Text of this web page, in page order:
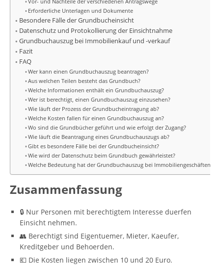
Erforderliche Unterlagen und Dokumente
Besondere Fälle der Grundbucheinsicht
Datenschutz und Protokollierung der Einsichtnahme
Grundbuchauszug bei Immobilienkauf und -verkauf
Fazit
FAQ
Wer kann einen Grundbuchauszug beantragen?
Aus welchen Teilen besteht das Grundbuch?
Welche Informationen enthält ein Grundbuchauszug?
Wer ist berechtigt, einen Grundbuchauszug einzusehen?
Wie läuft der Prozess der Grundbucheintragung ab?
Welche Kosten fallen für einen Grundbuchauszug an?
Wo sind die Grundbücher geführt und wie erfolgt der Zugang?
Wie läuft die Beantragung eines Grundbuchauszugs ab?
Gibt es besondere Fälle bei der Grundbucheinsicht?
Wie wird der Datenschutz beim Grundbuch gewährleistet?
Welche Bedeutung hat der Grundbuchauszug bei Immobiliengeschäften?
Zusammenfassung
🔒 Nur Personen mit berechtigtem Interesse duerfen
Einsicht nehmen.
👥 Berechtigt sind Eigentuemer, Mieter, Kaeufer,
Kreditgeber und Behoerden.
💶 Die Kosten liegen zwischen 10 und 20 Euro.